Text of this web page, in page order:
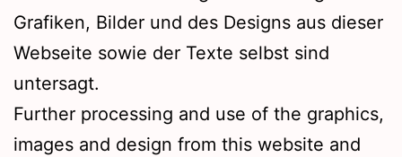
Grafiken, Bilder und des Designs aus dieser
Webseite sowie der Texte selbst sind
untersagt.
Further processing and use of the graphics,
images and design from this website and